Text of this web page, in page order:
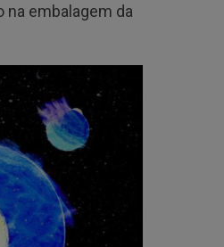
na embalagem da